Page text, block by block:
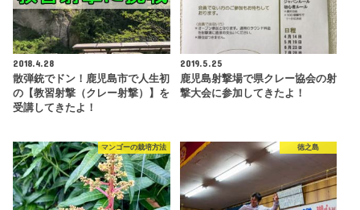
2018.4.28
散弾銃でドン！鹿児島市で人生初
の【教習射撃（クレー射撃）】を
受講してきたよ！
2019.5.25
鹿児島射撃場で県クレー協会の射
撃大会に参加してきたよ！
マンゴーの栽培方法 徳之島